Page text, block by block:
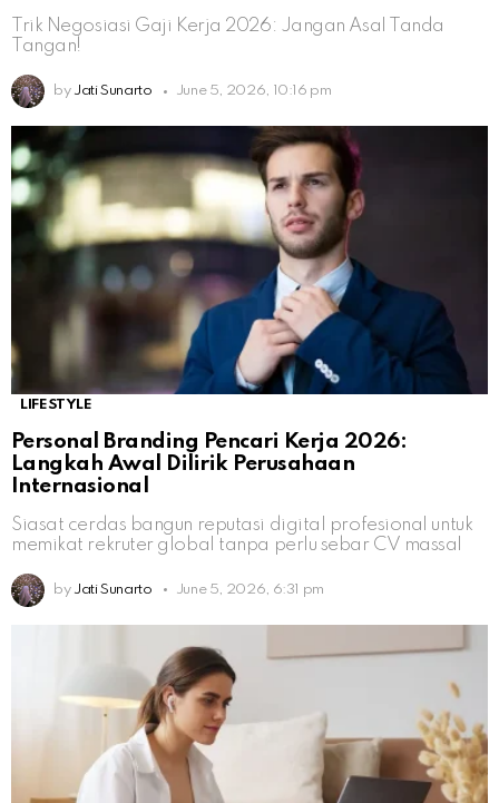
Trik Negosiasi Gaji Kerja 2026: Jangan Asal Tanda
Tangan!
by Jati Sunarto June 5, 2026, 10:16 pm
LIFESTYLE
Personal Branding Pencari Kerja 2026:
Langkah Awal Dilirik Perusahaan
Internasional
Siasat cerdas bangun reputasi digital profesional untuk
memikat rekruter global tanpa perlu sebar CV massal
by Jati Sunarto June 5, 2026, 6:31 pm